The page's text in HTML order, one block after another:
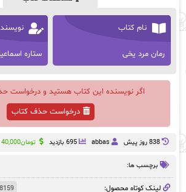
نام کتاب
رمان مرد یخی ستاره
اگر نویسنده این کتاب هستید و درخواست
درخواست حذف کتاب
838 روز پيش abbas 695 بازدید تومان40,000
برچسب ها:
لینک کوتاه محصول: